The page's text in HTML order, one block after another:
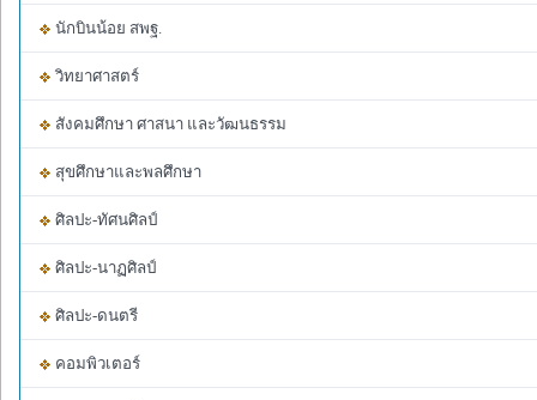
นักบินน้อย สพฐ.
วิทยาศาสตร์
สังคมศึกษา ศาสนา และวัฒนธรรม
สุขศึกษาและพลศึกษา
ศิลปะ-ทัศนศิลป์
ศิลปะ-นาฏศิลป์
ศิลปะ-ดนตรี
คอมพิวเตอร์